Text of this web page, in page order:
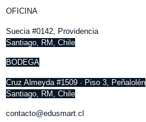
OFICINA
Suecia #0142, Providencia
Santiago, RM, Chile
BODEGA
Cruz Almeyda #1509 · Piso 3, Peñalolén
Santiago, RM, Chile
contacto@edusmart.cl